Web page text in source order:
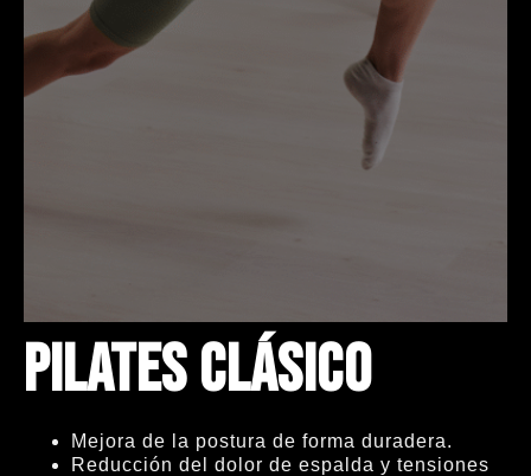
Pilates Clásico
Mejora de la postura de forma duradera.
Reducción del dolor de espalda y tensiones